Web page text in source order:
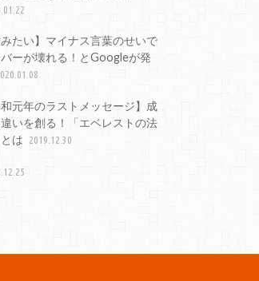
みたい】マイナス言葉のせいで
ーが壊れる！とGoogleが発
和元年のラストメッセージ】成
いを創る！「エベレストの法
は
2019.12.30